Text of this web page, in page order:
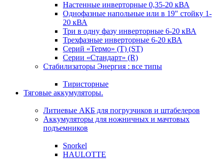
Настенные инверторные 0,35-20 кВА
Однофазные напольные или в 19" стойку 1-
20 кВА
Три в одну фазу инверторные 6-20 кВА
Трехфазные инверторные 6-20 кВА
Серий «Термо» (T) (ST)
Серии «Стандарт» (R)
Стабилизаторы Энергия : все типы
Тиристорные
Тяговые аккумуляторы.
Литиевые АКБ для погрузчиков и штабелеров
Аккумуляторы для ножничных и мачтовых
подъемников
Snorkel
HAULOTTE